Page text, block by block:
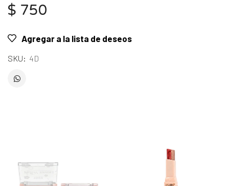
$ 750
Agregar a la lista de deseos
SKU: 4D